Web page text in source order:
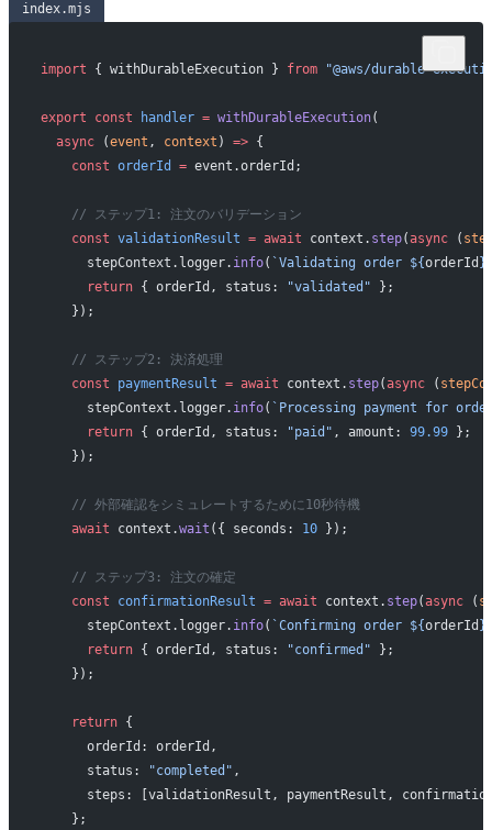
index.mjs
import { withDurableExecution } from "@aws/durable-
export const handler = withDurableExecution(
  async
(event , context ) => {
    const
orderId = event.orderId;
    // ステップ1: 注文のバリデーション
    const
validationResult = await context. step(async (
      stepContext.logger.
info( `Validating order ${orderId
      return
{ orderId, status: "validated" };
    });
    // ステップ2: 決済処理
    const
paymentResult = await context. step(async (
      stepContext.logger.
info( `Processing payment for
      return
{ orderId, status: "paid" , amount: 99.99 };
    });
    // 外部確認をシミュレートするために10秒待機
    await
context.wait ({ seconds: 10 });
    // ステップ3: 注文の確定
    const
confirmationResult = await context. step(async (
      stepContext.logger.
info( `Confirming order ${orderId
      return
{ orderId, status: "confirmed" };
    });
    return
{
      orderId: orderId,
      status:
"completed" ,
steps: [validationResult, paymentResult,
    };